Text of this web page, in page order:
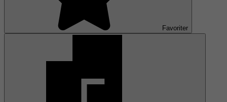
Favoriter